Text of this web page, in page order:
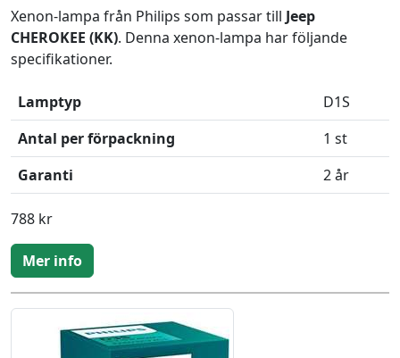
Xenon-lampa från Philips som passar till Jeep
CHEROKEE (KK). Denna xenon-lampa har följande
specifikationer.
Lamptyp
D1S
Antal per förpackning
1 st
Garanti
2 år
788 kr
Mer info